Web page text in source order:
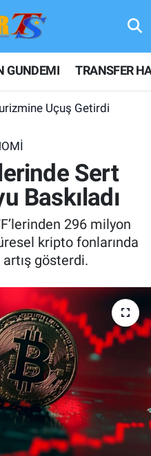
GUNDEMI TRANSFER
Uçuş Getirdi
Sert
Baskıladı
296 milyon
kripto fonlarında
artış gösterdi.